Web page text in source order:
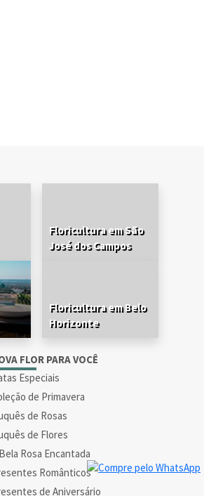
Floricultura em São
José dos Campos
Floricultura em Belo
Horizonte
FLOR PARA VOCÊ
Especiais
de Primavera
de Rosas
de Flores
Rosa Encantada
Românticos
de Aniversário